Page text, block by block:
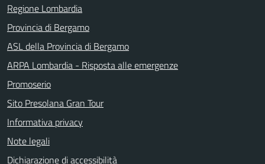
Regione Lombardia
Provincia di Bergamo
ASL della Provincia di Bergamo
ARPA Lombardia - Risposta alle emergenze
Promoserio
Sito Presolana Gran Tour
Informativa privacy
Note legali
Dichiarazione di accessibilità